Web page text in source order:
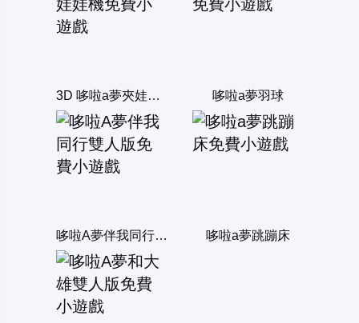
3D 哆啦a夢夾娃娃機 哆啦a夢羽球
哆啦A夢伴我同行雙人版 哆啦a夢跳蹦床